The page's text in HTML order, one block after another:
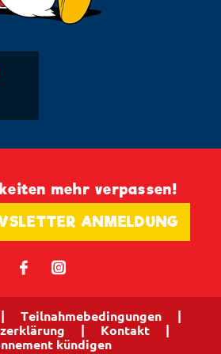
mehr verpassen!
ANMELDUNG
𝖿 📷
Teilnahmebedingungen
Kontakt
kündigen